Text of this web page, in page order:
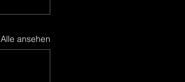
Alle ansehen